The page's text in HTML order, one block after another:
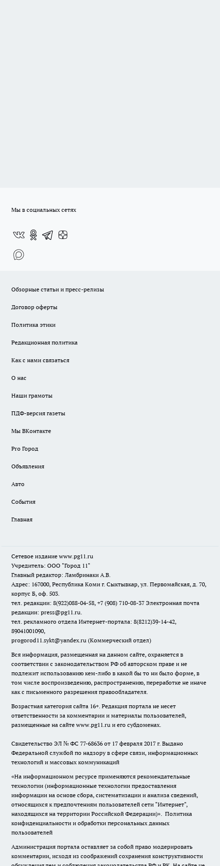
Мы в социальных сетях
Обзорные статьи и пресс-релизы
Договор оферты
Политика этики
Редакционная политика
Как с нами связаться
О нас
Наши грамоты
ПДФ-версия газеты
Мы ВКонтакте
Pro Город
Объявления
Авто
События
Главная
Сетевое издание www.pg11.ru
Учредитель: ООО "Город 11"
Главный редактор: Ламбринаки А.В.
Адрес: 167000, Республика Коми г. Сыктывкар, ул. Первомайская, д. 70,
корпус Б, оф. 503.
тел. редакции: 8(922)088-04-58, +7 (908) 710-08-37 Электронная почта
редакции: press@pg11.ru.
тел. рекламного отдела Интернет-портала: 8(8212)39-14-42,
89041001090,
progorod11.sykt@yandex.ru (Коммерческий отдел)
Вся информация, размещенная на данном сайте, охраняется в
соответствии с законодательством РФ об авторском праве и не
подлежит использованию кем-либо в какой бы то ни было форме, в
том числе воспроизведению, распространению, переработке не иначе
как с письменного разрешения правообладателя.
Возрастная категория сайта 16+. Редакция портала не несет
ответственности за комментарии и материалы пользователей,
размещенные на сайте www.pg11.ru и его субдоменах.
Свидетельство ЭЛ № ФС 77-68636 от 17 февраля 2017 г. Выдано
Федеральной службой по надзору в сфере связи, информационных
технологий и массовых коммуникаций
«На информационном ресурсе применяются рекомендательные
технологии (информационные технологии предоставления
информации на основе сбора, систематизации и анализа сведений,
относящихся к предпочтениям пользователей сети "Интернет",
находящихся на территории Российской Федерации)». Политика
конфиденциальности и обработки персональных данных
пользователей
Администрация портала оставляет за собой право модерировать
комментарии, исходя из соображений сохранения конструктивности